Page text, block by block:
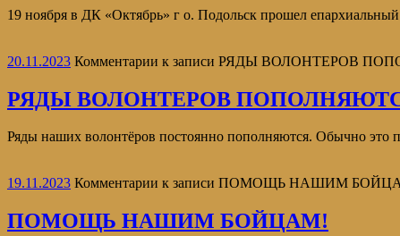
19 ноября в ДК «Октябрь» г о. Подольск прошел
20.11.2023 Комментарии к записи РЯДЫ ВОЛОНТЕРОВ
РЯДЫ ВОЛОНТЕРОВ
Ряды наших волонтёров постоянно пополняются. Обычно это
19.11.2023 Комментарии к записи ПОМОЩЬ НАШИМ
ПОМОЩЬ НАШИМ БОЙЦАМ!